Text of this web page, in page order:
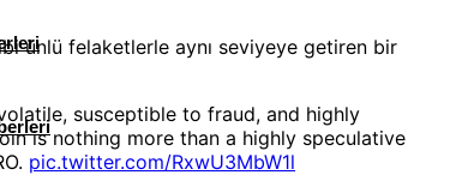
ünlü felaketlerle aynı seviyeye getiren bir
susceptible to fraud, and highly
is nothing more than a highly speculative
pic.twitter.com/RxwU3MbW1l